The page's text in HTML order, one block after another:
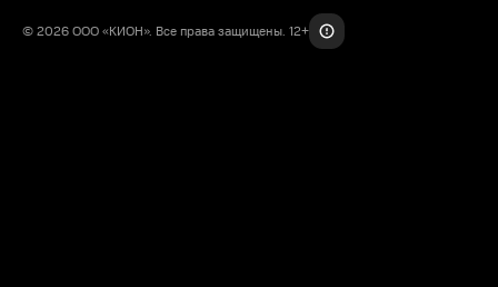
© 2026 ООО «КИОН». Все права защищены. 12+